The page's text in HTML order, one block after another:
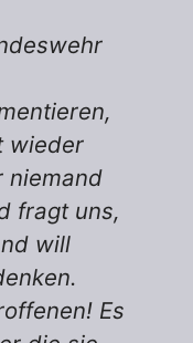
wieder
niemand
fragt uns,
will
Es